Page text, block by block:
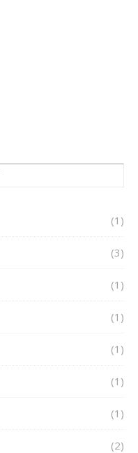
(1)
(3)
(1)
(1)
(1)
(1)
(1)
(2)